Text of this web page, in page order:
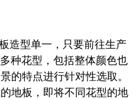
造型单一，只要前往生产
种花型，包括整体颜色也
的特点进行针对性选取。
地板，即将不同花型的地